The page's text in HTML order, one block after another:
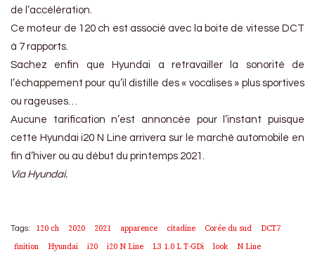
de l’accélération.
Ce moteur de 120 ch est associé avec la boite de vitesse DCT
à 7 rapports.
Sachez enfin que Hyundai a retravailler la sonorité de
l’échappement pour qu’il distille des « vocalises » plus sportives
ou rageuses…
Aucune tarification n’est annoncée pour l’instant puisque
cette Hyundai i20 N Line arrivera sur le marché automobile en
fin d’hiver ou au début du printemps 2021.
Via Hyundai.
Tags: 120 ch 2020 2021 apparence citadine Corée du sud
DCT7
finition
Hyundai i20 i20 N Line L3 1.0 L T-GDi look
N Line